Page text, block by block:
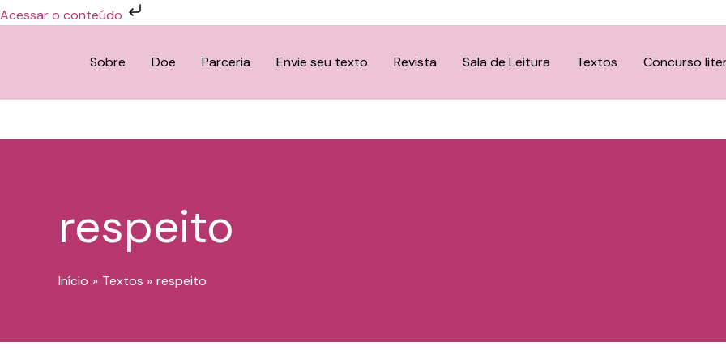
Acessar o conteúdo
Ir
para
Sobre Doe Parceria Envie seu texto Revista Sala de Leitura Textos Concurso
respeito
Início Textos respeito